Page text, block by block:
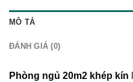
MÔ TẢ
ĐÁNH GIÁ (0)
Phòng ngủ 20m2 khép kín